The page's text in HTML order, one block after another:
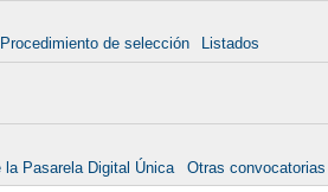
Procedimiento de selección
Listados
la Pasarela Digital Única Otras convocatorias